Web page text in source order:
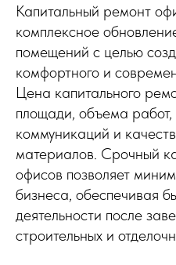
Капитальный ремонт
комплексное
помещений с целью
комфортного и
Цена капитального
площади, объема
коммуникаций и
материалов. Срочный
офисов позволяет
бизнеса, обеспечивая
деятельности после
строительных и